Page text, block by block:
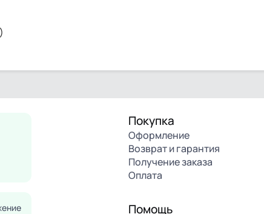
Покупка
Оформление
Возврат и гарантия
Получение заказа
Оплата
Помощь